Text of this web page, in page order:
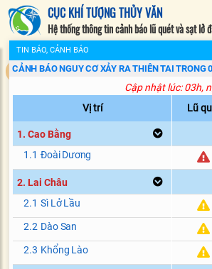
CỤC KHÍ TƯỢNG THỦY VĂN
Hệ thống thông tin cảnh báo lũ quét và sạt lở
11
TIN BÁO, CẢNH BÁO
CẢNH BÁO NGUY CƠ XẢY RA THIÊN TAI TRONG
Cập nhật lúc: 03h,
Vị trí
Lũ
1. Cao Bằng
1.1 Đoài Dương
2. Lai Châu
2.1 Sì Lở Lầu
2.2 Dào San
2.3 Khổng Lào